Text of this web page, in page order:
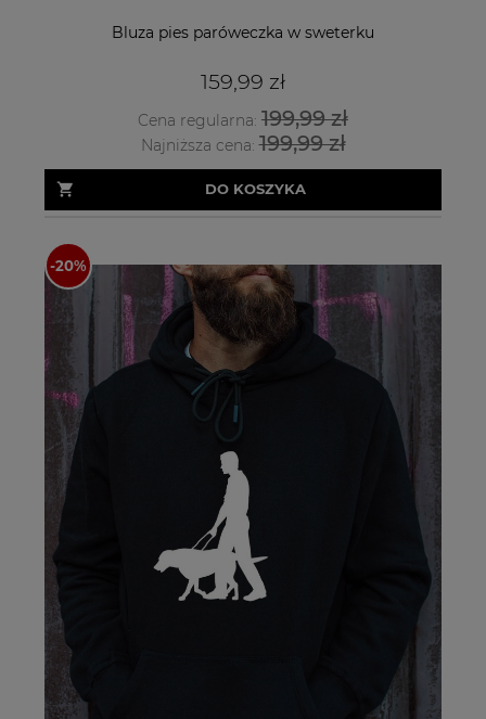
Bluza pies paróweczka w sweterku
159,99 zł
Cena regularna: 199,99 zł
Najniższa cena:199,99 zł
DO KOSZYKA